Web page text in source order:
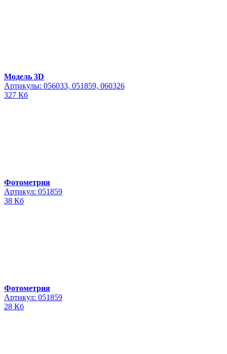
Модель 3D
Артикулы: 056033, 051859, 060326
327 Кб
Фотометрия
Артикул: 051859
38 Кб
Фотометрия
Артикул: 051859
28 Кб